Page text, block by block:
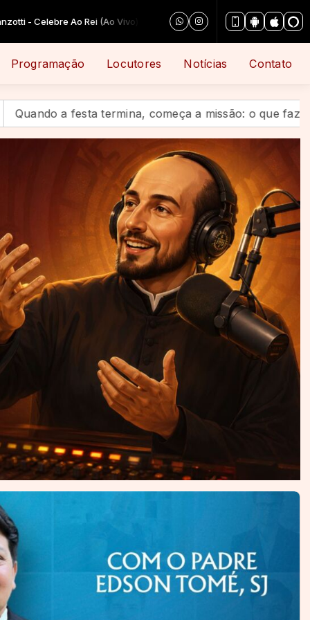
Programação Locutores Notícias Contato
começa a missão: o que fazemos com o legado de